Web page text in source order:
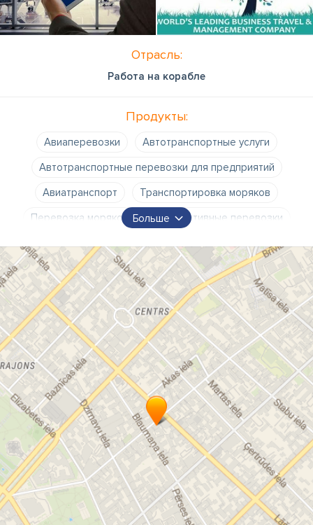
Отрасль:
Работа на корабле
Продукты:
Авиаперевозки
Автотранспортные услуги
Автотранспортные перевозки для предприятий
Авиатранспорт
Транспортировка моряков
Перевозка моряков
Корпоративные перевозки
Перевозки спортивных команд
Гостиничные услуги для работников
Бронирование гостиницы для команд
Услуги поездов
Авиакомпании
авиатранспорт
Железнодорожный транспорт
Судостроение
ремонт
оборудование
Портовые
портовые услуги
Больше